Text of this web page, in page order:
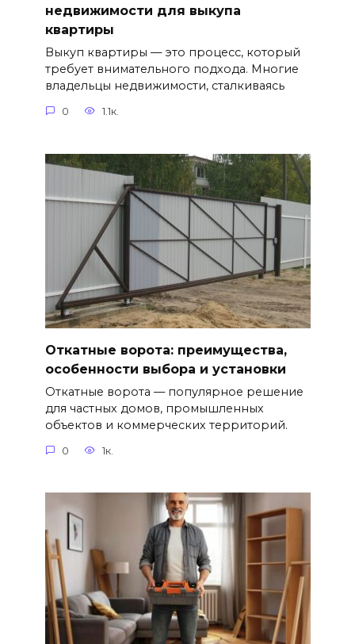
недвижимости для выкупа
квартиры
Выкуп квартиры — это процесс, который
требует внимательного подхода. Многие
владельцы недвижимости, сталкиваясь
0 1.1к.
Откатные ворота: преимущества,
особенности выбора и установки
Откатные ворота — популярное решение
для частных домов, промышленных
объектов и коммерческих территорий.
0 1к.